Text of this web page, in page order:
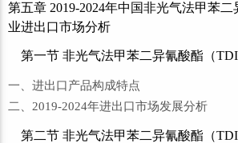
第五章 2019-2024年中国非光气法甲苯
业进出口市场分析
第一节 非光气法甲苯二异氰酸酯（
一、进出口产品构成特点
二、2019-2024年进出口市场发展分析
第二节 非光气法甲苯二异氰酸酯（